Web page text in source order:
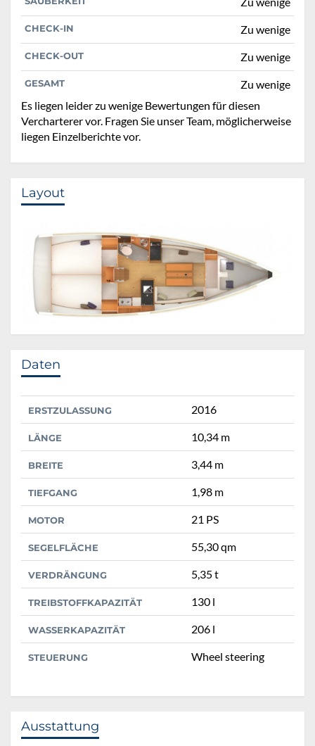
CHECK-IN Zu wenige
CHECK-OUT Zu wenige
GESAMT
Zu wenige
Es liegen leider zu wenige Bewertungen für diesen
Vercharterer vor. Fragen Sie unser Team, möglicherweise
liegen Einzelberichte vor.
Layout
Daten
ERSTZULASSUNG 2016
LÄNGE 10,34 m
BREITE 3,44 m
TIEFGANG 1,98 m
MOTOR 21 PS
SEGELFLÄCHE 55,30 qm
VERDRÄNGUNG 5,35 t
TREIBSTOFFKAPAZITÄT 130 l
WASSERKAPAZITÄT 206 l
STEUERUNG Wheel steering
Ausstattung